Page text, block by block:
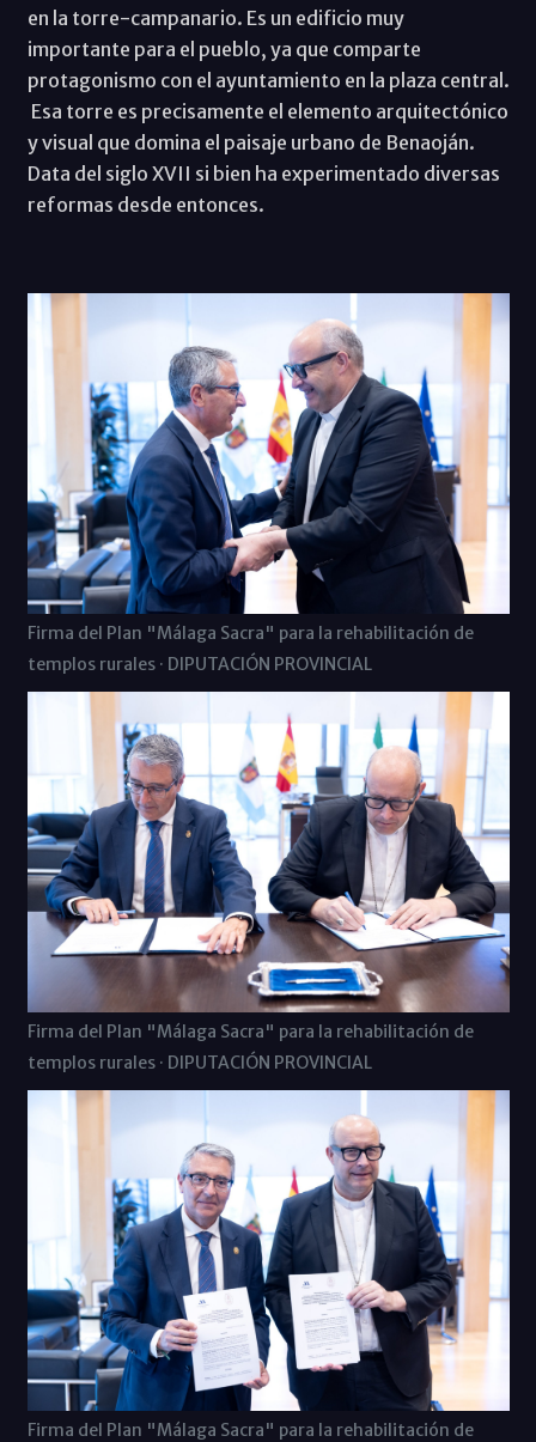
en la torre-campanario. Es un edificio muy
importante para el pueblo, ya que comparte
protagonismo con el ayuntamiento en la plaza central.
Esa torre es precisamente el elemento arquitectónico
y visual que domina el paisaje urbano de Benaoján.
Data del siglo XVII si bien ha experimentado diversas
reformas desde entonces.
Firma del Plan "Málaga Sacra" para la rehabilitación de
templos rurales · DIPUTACIÓN PROVINCIAL
Firma del Plan "Málaga Sacra" para la rehabilitación de
templos rurales · DIPUTACIÓN PROVINCIAL
Firma del Plan "Málaga Sacra" para la rehabilitación de